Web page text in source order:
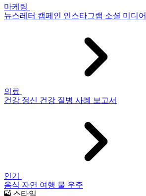
마케팅
뉴스레터 캠페인 인스타그램 소셜 미디어
의료
건강 정신 건강 질병 사례 보고서
인기
음식 자연 여행 물 우주
스타일